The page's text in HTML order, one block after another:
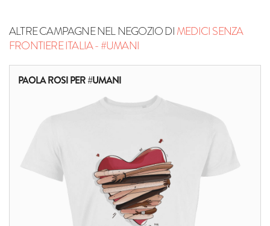
ALTRE CAMPAGNE NEL NEGOZIO DIMEDICI SENZA
FRONTIERE ITALIA - #UMANI
PAOLA ROSI PER #UMANI